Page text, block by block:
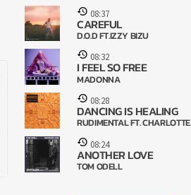
08:37
CAREFUL
D.O.D FT.IZZY BIZU
08:32
I FEEL SO FREE
MADONNA
08:28
DANCING IS HEALING
RUDIMENTAL FT. CHARLOTTE
PLANK,VIBE CHEMISTRY
08:24
ANOTHER LOVE
TOM ODELL